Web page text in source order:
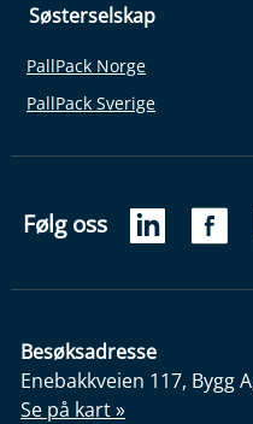
Søsterselskap
PallPack Norge
PallPack Sverige
Følg oss
Besøksadresse
Enebakkveien 117, Bygg
Se på kart »